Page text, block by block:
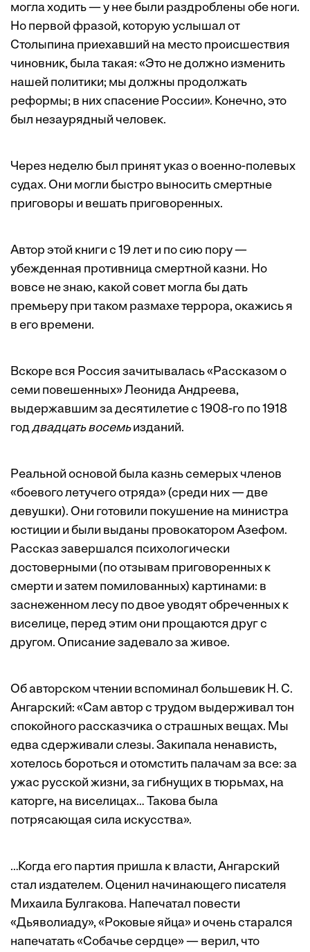
могла ходить — у нее были раздроблены обе ноги.
Но первой фразой, которую услышал от
Столыпина приехавший на место происшествия
чиновник, была такая: «Это не должно изменить
нашей политики; мы должны продолжать
реформы; в них спасение России». Конечно, это
был незаурядный человек.
Через неделю был принят указ о военно-полевых
судах. Они могли быстро выносить смертные
приговоры и вешать приговоренных.
Автор этой книги с 19 лет и по сию пору —
убежденная противница смертной казни. Но
вовсе не знаю, какой совет могла бы дать
премьеру при таком размахе террора, окажись я
в его времени.
Вскоре вся Россия зачитывалась «Рассказом о
семи повешенных» Леонида Андреева,
выдержавшим за десятилетие с 1908-го по 1918
годдвадцать восемьизданий.
Реальной основой была казнь семерых членов
«боевого летучего отряда» (среди них — две
девушки). Они готовили покушение на министра
юстиции и были выданы провокатором Азефом.
Рассказ завершался психологически
достоверными (по отзывам приговоренных к
смерти и затем помилованных) картинами: в
заснеженном лесу по двое уводят обреченных к
виселице, перед этим они прощаются друг с
другом. Описание задевало за живое.
Об авторском чтении вспоминал большевик Н. С.
Ангарский: «Сам автор с трудом выдерживал тон
спокойного рассказчика о страшных вещах. Мы
едва сдерживали слезы. Закипала ненависть,
хотелось бороться и отомстить палачам за все: за
ужас русской жизни, за гибнущих в тюрьмах, на
каторге, на виселицах… Такова была
потрясающая сила искусства».
…Когда его партия пришла к власти, Ангарский
стал издателем. Оценил начинающего писателя
Михаила Булгакова. Напечатал повести
«Дьяволиаду», «Роковые яйца» и очень старался
напечатать «Собачье сердце» — верил, что